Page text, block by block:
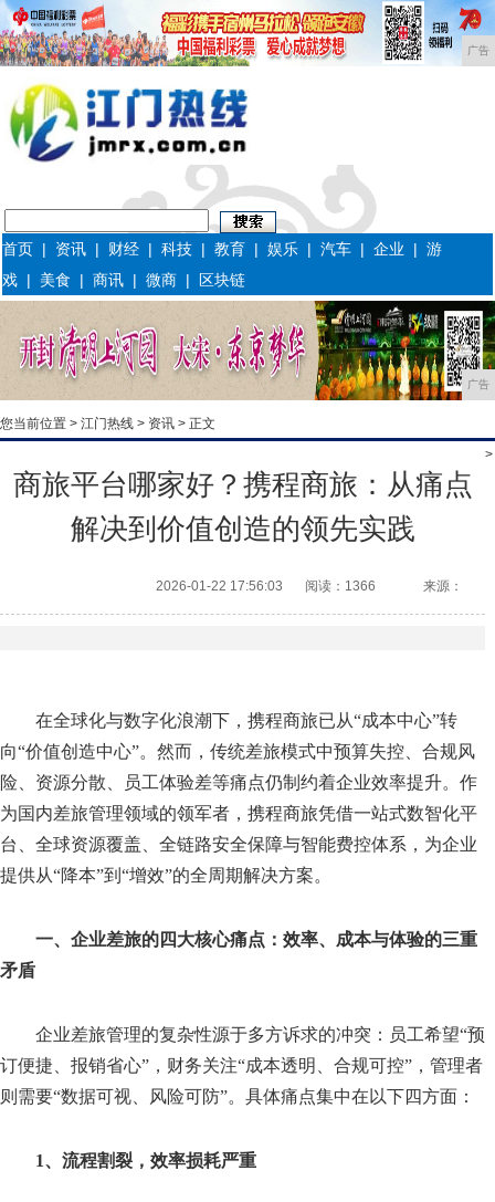
广告
首页 | 资讯 | 财经 |科技 |教育 |娱乐 |汽车 |企业 |游
戏 | 美食 |商讯 |微商 | 区块链
广告
您当前位置 > 江门热线 > 资讯 > 正文
>
商旅平台哪家好？携程商旅：从痛点
解决到价值创造的领先实践
2026-01-22 17:56:03 阅读：1366 来源：
在全球化与数字化浪潮下， 携程商旅已从“成本中心”转
向“价值创造中心”。然而，传统差旅模式中预算失控、合规风
险、资源分散、员工体验差等痛点仍制约着企业效率提升。作
为国内差旅管理领域的领军者， 携程商旅凭借一站式数智化平
台、全球资源覆盖、全链路安全保障与智能费控体系，为企业
提供从“降本”到“增效”的全周期解决方案。
一、企业差旅的四大核心痛点：效率、成本与体验的三重
矛盾
企业差旅管理的复杂性源于多方诉求的冲突：员工希望“预
订便捷、报销省心”，财务关注“成本透明、合规可控”，管理者
则需要“数据可视、风险可防”。具体痛点集中在以下四方面：
1、流程割裂，效率损耗严重